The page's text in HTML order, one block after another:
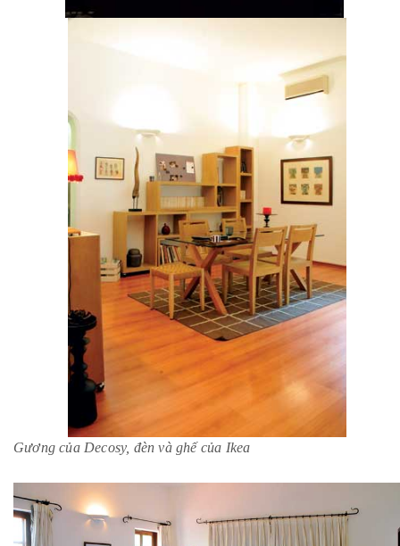
Gương của Decosy, đèn và ghế của Ikea